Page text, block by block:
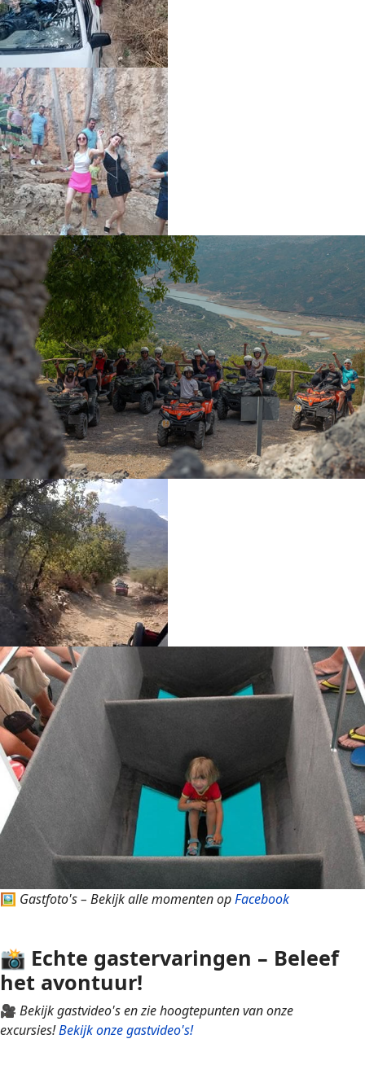
🖼 Gastfoto's – Bekijk alle momenten opFacebook
📸 Echte gastervaringen – Beleef
het avontuur!
🎥 Bekijk gastvideo's en zie hoogtepunten van onze
excursies!Bekijk onze gastvideo's!